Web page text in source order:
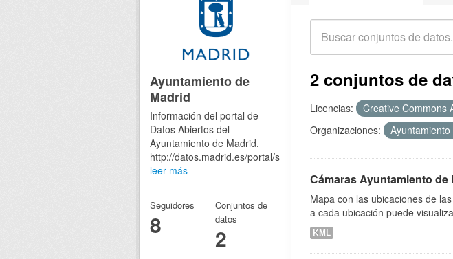
2 conjuntos de
Licencias: Creative Commons
Organizaciones:
Cámaras Ayuntamiento de
Mapa con las ubicaciones de
a cada ubicación puede
KML
Ayuntamiento de
Madrid
Información del portal de
Datos Abiertos del
Ayuntamiento de Madrid.
http://datos.madrid.es/portal/site/egob
leer más
Seguidores
8
Conjuntos de
datos
2